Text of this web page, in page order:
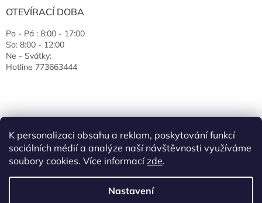
K personalizaci obsahu a reklam, poskytování funkcí
sociálních médií a analýze naší návštěvnosti využíváme
soubory cookies. Více informacízde.
Nastavení
OTEVÍRACÍ DOBA
Po - Pá : 8:00 - 17:00
So: 8:00 - 12:00
Ne - Svátky:
Hotline 773663444